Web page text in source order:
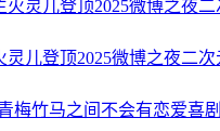
灵儿登顶2025微博之夜二次